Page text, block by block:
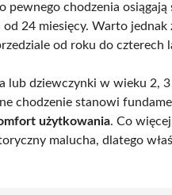
chodzenia
24 miesięcy. Warto jednak
od roku do czterech
lub dziewczynki w wieku 2,
chodzenie stanowi
użytkowania. Co
malucha, dlatego